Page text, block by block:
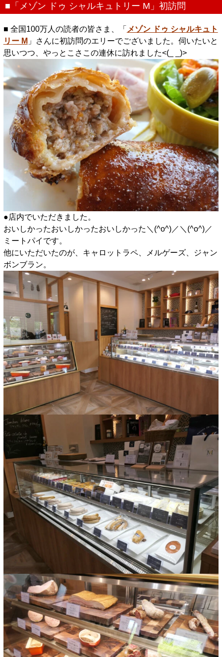
■「メゾン ドゥ シャルキュトリー M」初訪問
■ 全国100万人の読者の皆さま、「 メゾン ドゥ シャルキュト
リー M 」さんに初訪問のエリーでございました。伺いたいと
思いつつ、やっとこさこの連休に訪れました<(_ _)>
●店内でいただきました。
おいしかったおいしかったおいしかった＼(^o^)／＼(^o^)／
ミートパイです。
他にいただいたのが、キャロットラペ、メルゲーズ、ジャン
ボンブラン。